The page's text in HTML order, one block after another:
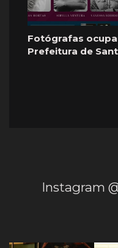
Fotógrafas
Prefeitura de
Instagram